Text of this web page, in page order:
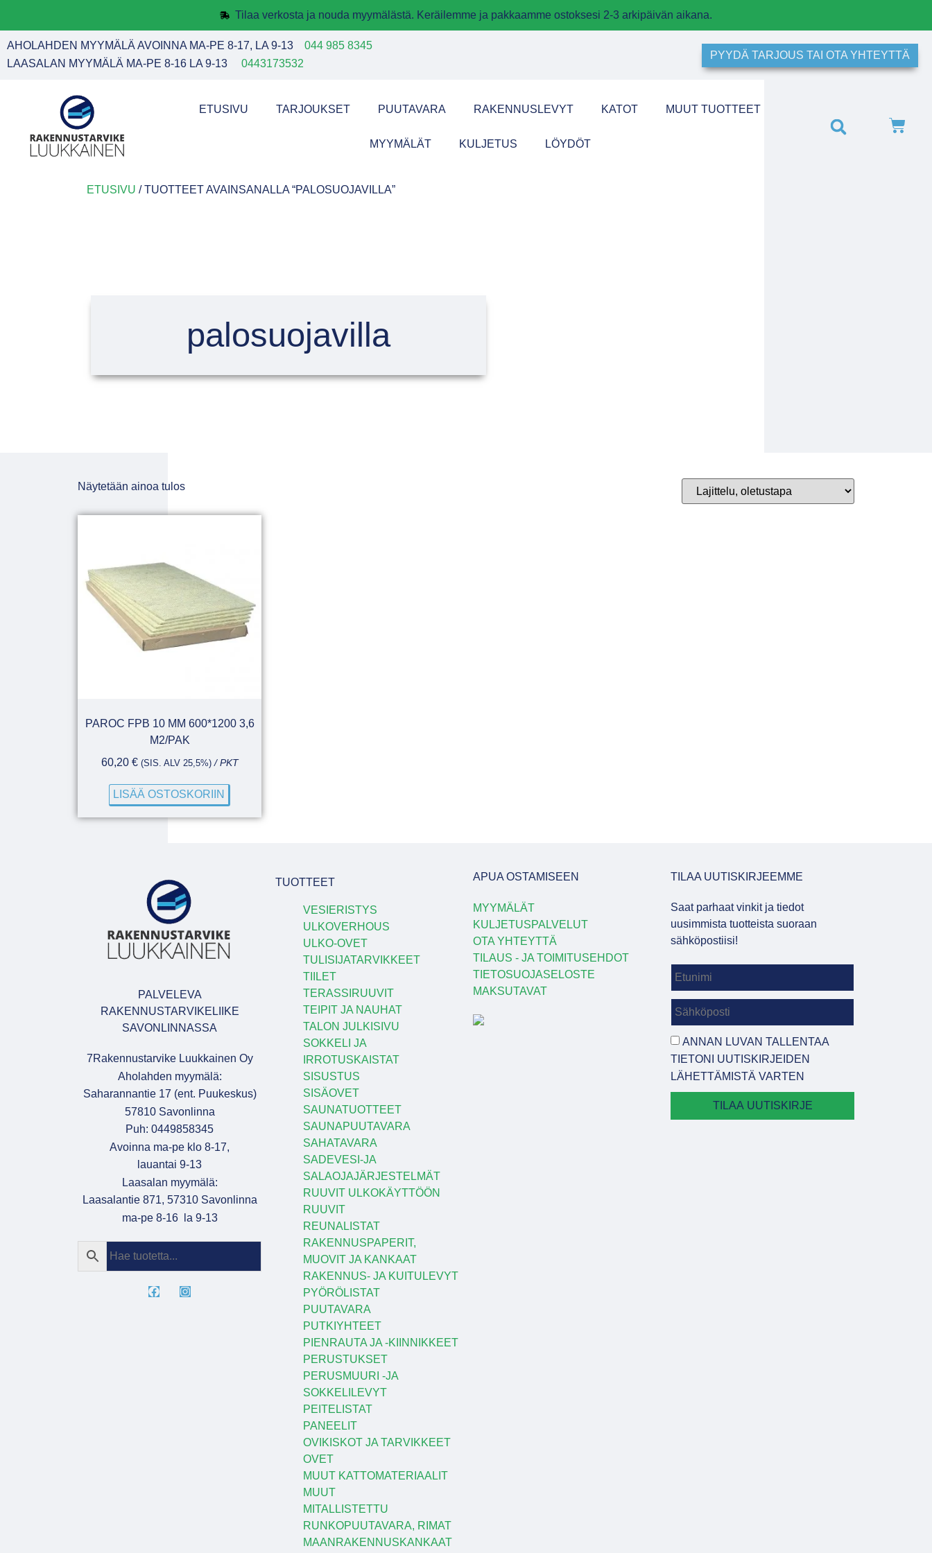
Tilaa verkosta ja nouda myymälästä. Keräilemme ja pakkaamme ostoksesi 2-3 arkipäivän aikana.
AHOLAHDEN MYYMÄLÄ AVOINNA MA-PE 8-17, LA 9-13 044 985 8345
LAASALAN MYYMÄLÄ MA-PE 8-16 LA 9-13
0443173532
PYYDÄ TARJOUS TAI OTA YHTEYTTÄ
ETUSIVU TARJOUKSET PUUTAVARA RAKENNUSLEVYT KATOT MUUT TUOTTEET
MYYMÄLÄT KULJETUS LÖYDÖT
ETUSIVU / TUOTTEET AVAINSANALLA “PALOSUOJAVILLA”
palosuojavilla
Näytetään ainoa tulos
PAROC FPB 10 MM 600*1200 3,6
M2/PAK
60,20 € (SIS. ALV 25,5%)/ PKT
LISÄÄ OSTOSKORIIN
PALVELEVA
RAKENNUSTARVIKELIIKE
SAVONLINNASSA
7Rakennustarvike Luukkainen Oy
Aholahden myymälä:
Saharannantie 17 (ent. Puukeskus)
57810 Savonlinna
Puh: 0449858345
Avoinna ma-pe klo 8-17,
lauantai 9-13
Laasalan myymälä:
Laasalantie 871, 57310 Savonlinna
ma-pe 8-16 la 9-13
TUOTTEET
VESIERISTYS
ULKOVERHOUS
ULKO-OVET
TULISIJATARVIKKEET
TIILET
TERASSIRUUVIT
TEIPIT JA NAUHAT
TALON JULKISIVU
SOKKELI JA
IRROTUSKAISTAT
SISUSTUS
SISÄOVET
SAUNATUOTTEET
SAUNAPUUTAVARA
SAHATAVARA
SADEVESI-JA
SALAOJAJÄRJESTELMÄT
RUUVIT ULKOKÄYTTÖÖN
RUUVIT
REUNALISTAT
RAKENNUSPAPERIT,
MUOVIT JA KANKAAT
RAKENNUS- JA KUITULEVYT
PYÖRÖLISTAT
PUUTAVARA
PUTKIYHTEET
PIENRAUTA JA -KIINNIKKEET
PERUSTUKSET
PERUSMUURI -JA
SOKKELILEVYT
PEITELISTAT
PANEELIT
OVIKISKOT JA TARVIKKEET
OVET
MUUT KATTOMATERIAALIT
MUUT
MITALLISTETTU
RUNKOPUUTAVARA, RIMAT
MAANRAKENNUSKANKAAT
APUA OSTAMISEEN
MYYMÄLÄT
KULJETUSPALVELUT
OTA YHTEYTTÄ
TILAUS - JA TOIMITUSEHDOT
TIETOSUOJASELOSTE
MAKSUTAVAT
TILAA UUTISKIRJEEMME
Saat parhaat vinkit ja tiedot
uusimmista tuotteista suoraan
sähköpostiisi!
ANNAN LUVAN TALLENTAA
TIETONI UUTISKIRJEIDEN
LÄHETTÄMISTÄ VARTEN
TILAA UUTISKIRJE